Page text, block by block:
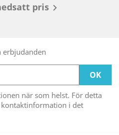
pris 
erbjudanden
när som helst. För detta
i det